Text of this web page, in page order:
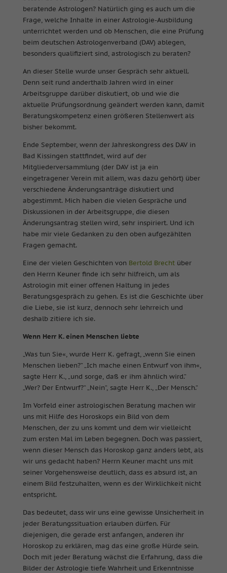
beratende Astrologen? Natürlich ging es auch um die
Frage, welche Inhalte in einer Astrologie-Ausbildung
unterrichtet werden und ob Menschen, die eine Prüfung
beim deutschen Astrologenverband (DAV) ablegen,
besonders qualifiziert sind, astrologisch zu beraten?
An dieser Stelle wurde unser Gespräch sehr aktuell.
Denn seit rund anderthalb Jahren wird in einer
Arbeitsgruppe darüber diskutiert, ob und wie die
aktuelle Prüfungsordnung geändert werden kann, damit
Beratungskompetenz einen größeren Stellenwert als
bisher bekommt.
Ende September, wenn der Jahreskongress des DAV in
Bad Kissingen stattfindet, wird auf der
Mitgliederversammlung (der DAV ist ja ein
eingetragener Verein mit allem, was dazu gehört) über
verschiedene Änderungsanträge diskutiert und
abgestimmt. Mich haben die vielen Gespräche und
Diskussionen in der Arbeitsgruppe, die diesen
Änderungsantrag stellen wird, sehr inspiriert. Und ich
habe mir viele Gedanken zu den oben aufgezählten
Fragen gemacht.
Eine der vielen Geschichten von Bertold Brechtüber
den Herrn Keuner finde ich sehr hilfreich, um als
Astrologin mit einer offenen Haltung in jedes
Beratungsgespräch zu gehen. Es ist die Geschichte über
die Liebe, sie ist kurz, dennoch sehr lehrreich und
deshalb zitiere ich sie.
Wenn Herr K. einen Menschen liebte
„Was tun Sie«, wurde Herr K. gefragt, „wenn Sie einen
Menschen lieben?“ „Ich mache einen Entwurf von ihm«,
sagte Herr K., „und sorge, daß er ihm ähnlich wird.“
„Wer? Der Entwurf?“ „Nein“, sagte Herr K., „Der Mensch.“
Im Vorfeld einer astrologischen Beratung machen wir
uns mit Hilfe des Horoskops ein Bild von dem
Menschen, der zu uns kommt und dem wir vielleicht
zum ersten Mal im Leben begegnen. Doch was passiert,
wenn dieser Mensch das Horoskop ganz anders lebt, als
wir uns gedacht haben? Herrn Keuner macht uns mit
seiner Vorgehensweise deutlich, dass es absurd ist, an
einem Bild festzuhalten, wenn es der Wirklichkeit nicht
entspricht.
Das bedeutet, dass wir uns eine gewisse Unsicherheit in
jeder Beratungssituation erlauben dürfen. Für
diejenigen, die gerade erst anfangen, anderen ihr
Horoskop zu erklären, mag das eine große Hürde sein.
Doch mit jeder Beratung wächst die Erfahrung, dass die
Bilder der Astrologie tiefe Wahrheit und Erkenntnisse